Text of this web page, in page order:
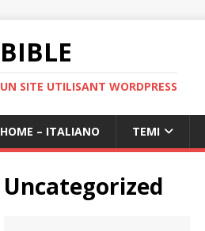
BIBLE
UN SITE UTILISANT WORDPRESS
HOME – ITALIANO TEMI
Uncategorized